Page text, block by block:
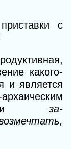
с
какого-
и является
за-